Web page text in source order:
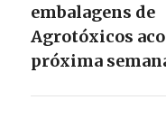
embalagens de
Agrotóxicos
próxima